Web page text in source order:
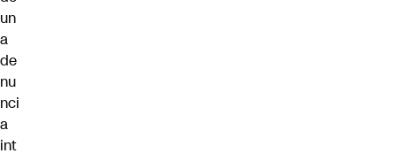
un
a
de
nu
nci
a
int